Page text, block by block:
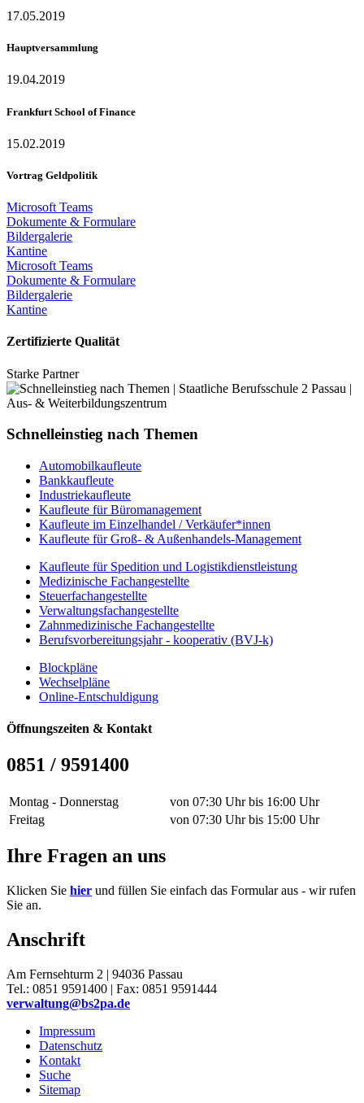
17.05.2019
Hauptversammlung
19.04.2019
Frankfurt School of Finance
15.02.2019
Vortrag Geldpolitik
Microsoft Teams
Dokumente & Formulare
Bildergalerie
Kantine
Microsoft Teams
Dokumente & Formulare
Bildergalerie
Kantine
Zertifizierte Qualität
Starke Partner
Schnelleinstieg nach Themen
Automobilkaufleute
Bankkaufleute
Industriekaufleute
Kaufleute für Büromanagement
Kaufleute im Einzelhandel / Verkäufer*innen
Kaufleute für Groß- & Außenhandels-Management
Kaufleute für Spedition und Logistikdienstleistung
Medizinische Fachangestellte
Steuerfachangestellte
Verwaltungsfachangestellte
Zahnmedizinische Fachangestellte
Berufsvorbereitungsjahr - kooperativ (BVJ-k)
Blockpläne
Wechselpläne
Online-Entschuldigung
Öffnungszeiten & Kontakt
0851 / 9591400
Montag - Donnerstag
von 07:30 Uhr bis 16:00 Uhr
Freitag
von 07:30 Uhr bis 15:00 Uhr
Ihre Fragen an uns
Klicken Sie hier und füllen Sie einfach das Formular aus - wir rufen
Sie an.
Anschrift
Am Fernsehturm 2 | 94036 Passau
Tel.: 0851 9591400 | Fax: 0851 9591444
verwaltung@bs2pa.de
Impressum
Datenschutz
Kontakt
Suche
Sitemap